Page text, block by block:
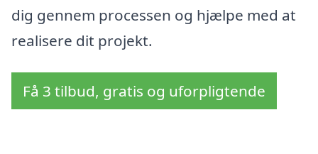
dig gennem processen og hjælpe med at
realisere dit projekt.
Få 3 tilbud, gratis og uforpligtende